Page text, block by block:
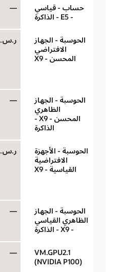
حساب - قياسي
—
الحوسبة - الجهاز
الافتراضي
المحسن - X9
ر.س.‏ 0.1012608
الحوسبة - الجهاز
الظاهري
المحسن - X9 -
الذاكرة
—
الحوسبة - الأجهزة
الافتراضية
القياسية - X9
ر.س.‏ 0.075008
الحوسبة - الجهاز
الظاهري القياسي
—
VM.GPU2.1
(NVIDIA P100)
—